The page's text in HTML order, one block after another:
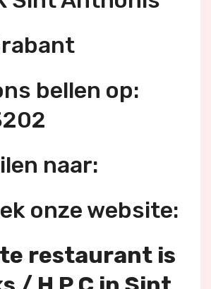
bellen op:
naar:
onze website:
restaurant is